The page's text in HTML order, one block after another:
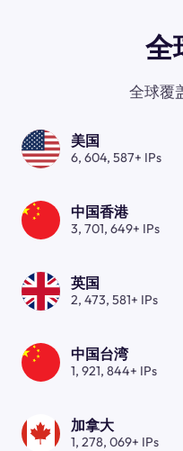
全
全球覆
美国
6, 604, 587+ IPs
中国香港
3, 701, 649+ IPs
英国
2, 473, 581+ IPs
中国台湾
1, 921, 844+ IPs
加拿大
1, 278, 069+ IPs